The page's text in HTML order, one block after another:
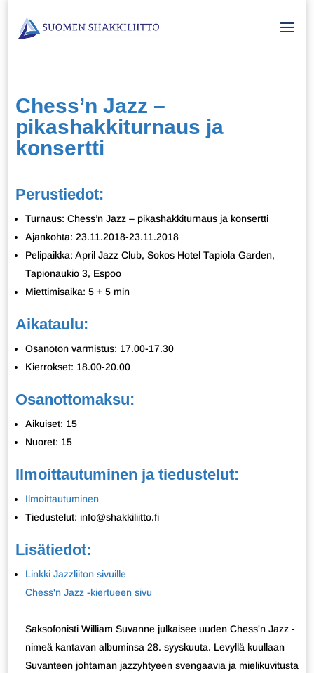
Chess’n Jazz –
pikashakkiturnaus ja
konsertti
Perustiedot:
Turnaus: Chess’n Jazz – pikashakkiturnaus ja konsertti
Ajankohta: 23.11.2018-23.11.2018
Pelipaikka: April Jazz Club, Sokos Hotel Tapiola Garden,
Tapionaukio 3, Espoo
Miettimisaika: 5 + 5 min
Aikataulu:
Osanoton varmistus: 17.00-17.30
Kierrokset: 18.00-20.00
Osanottomaksu:
Aikuiset: 15
Nuoret: 15
Ilmoittautuminen ja tiedustelut:
Ilmoittautuminen
Tiedustelut: info@shakkiliitto.fi
Lisätiedot:
Linkki Jazzliiton sivuille
Chess'n Jazz -kiertueen sivu
Saksofonisti William Suvanne julkaisee uuden Chess'n Jazz -
nimeä kantavan albuminsa 28. syyskuuta. Levyllä kuullaan
Suvanteen johtaman jazzyhtyeen svengaavia ja mielikuvitusta